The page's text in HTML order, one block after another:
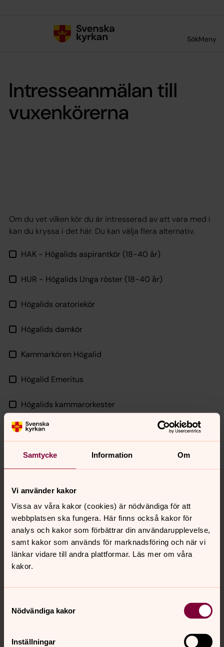
Samtycke Information Om
Vi använder kakor
Vissa av våra kakor (cookies) är nödvändiga för att
webbplatsen ska fungera. Här finns också kakor för
analys och kakor som förbättrar din användarupplevelse,
samt kakor som används för marknadsföring och när vi
länkar vidare till andra plattformar. Läs mer om våra
kakor.
Nödvändiga kakor
Inställningar
SökMeny
Intresseanmälan till
vuxenkörerna
Om du vet vilken kör du är intresserad av att vara med i
kan du kryssa i det här. Du kan välja flera alternativ.
HAK - Högalids aspirantkör (18-40 år)
HUR - Högalids Unga röster (18-40 år)
Högalids oratoriekör
Högalids damkör
Kammarkören Högalid
Högalid Emeritus
Högalids kammarorkester
Skicka
Tillbaka till toppen
Tillbaka till innehållet
Kontakt
Kalender
Sociala kanaler